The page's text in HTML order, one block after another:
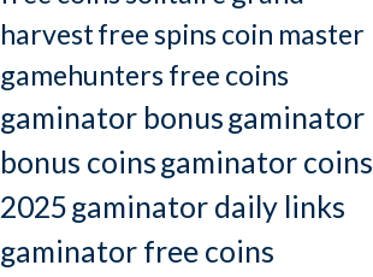
harvestfree spins coin master
gamehunters free coins
gaminator bonusgaminator
bonus coinsgaminator coins
2025gaminator daily links
gaminator free coins